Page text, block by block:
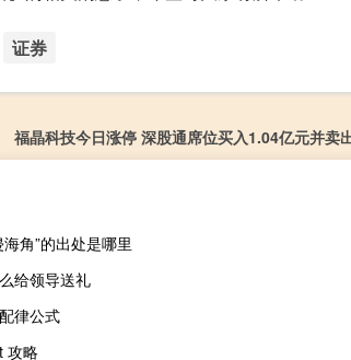
证券
福晶科技今日涨停 深股通席位买入1.04亿元并卖
海角”的出处是哪里
给领导送礼
律公式
攻略